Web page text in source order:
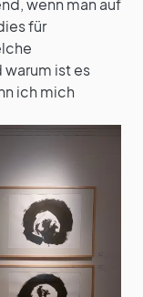
wenn man auf
für
warum ist es
ich mich